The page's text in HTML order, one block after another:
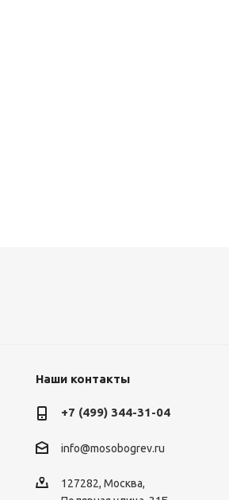
Наши контакты
+7 (499) 344-31-04
info@mosobogrev.ru
127282, Москва,